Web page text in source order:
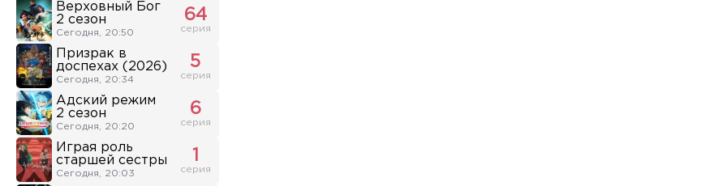
Верховный Бог
2 сезон
Сегодня, 20:50
64
серия
Призрак в
доспехах (2026)
Сегодня, 20:34
5
серия
Адский режим
2 сезон
Сегодня, 20:20
6
серия
Играя роль
старшей сестры
Сегодня, 20:03 серия